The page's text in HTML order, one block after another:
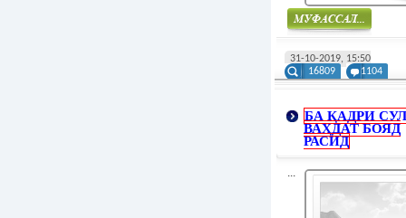
31-10-2019, 15:50
16809
1104
БА ҚАДРИ
ВАҲДАТ БОЯД
РАСИД
...